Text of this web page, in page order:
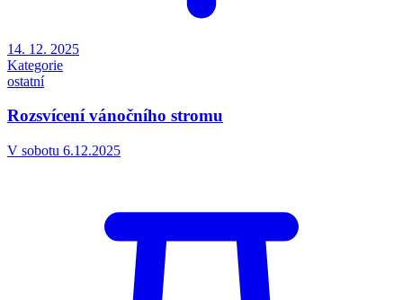
14. 12. 2025
Kategorie
ostatní
Rozsvícení vánočního stromu
V sobotu 6.12.2025